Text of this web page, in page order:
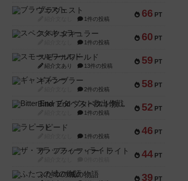
66 PT
ブラヴェスト
1件の投稿
60 PT
スペクタキュラー
1件の投稿
59 PT
スモールワールド
紹介文あり 13件の投稿
58 PT
ギャンブラー
2件の投稿
52 PT
Bitter End ブタペスト救出作戦
1件の投稿
46 PT
ラピード
1件の投稿
44 PT
ザ・フラッフィー・ライト
39 PT
ふたつの城の物語